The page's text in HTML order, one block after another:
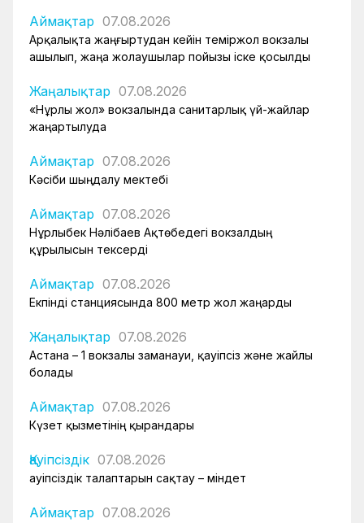
Аймақтар 07.08.2026
Арқалықта жаңғыртудан кейін теміржол вокзалы
ашылып, жаңа жолаушылар пойызы іске қосылды
Жаңалықтар 07.08.2026
«Нұрлы жол» вокзалында санитарлық үй-жайлар
жаңартылуда
Аймақтар 07.08.2026
Кәсіби шыңдалу мектебі
Аймақтар 07.08.2026
Нұрлыбек Нәлібаев Ақтөбедегі вокзалдың
құрылысын тексерді
Аймақтар 07.08.2026
Екпінді станциясында 800 метр жол жаңарды
Жаңалықтар 07.08.2026
Астана – 1 вокзалы заманауи, қауіпсіз және жайлы
болады
Аймақтар 07.08.2026
Күзет қызметінің қырандары
Қауіпсіздік 07.08.2026
Қауіпсіздік талаптарын сақтау – міндет
Аймақтар 07.08.2026